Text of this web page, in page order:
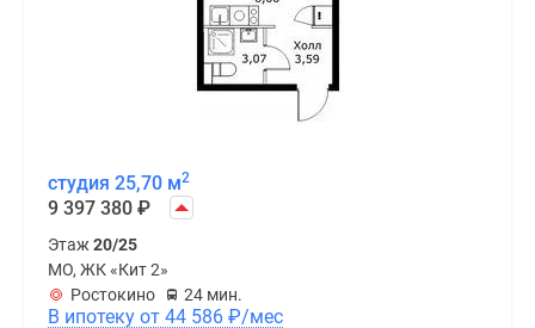
студия 25,70 м2
9 397 380 ₽
Этаж 20/25
МО, ЖК «Кит 2»
Ростокино
24 мин.
В ипотеку от 44 586 ₽/мес